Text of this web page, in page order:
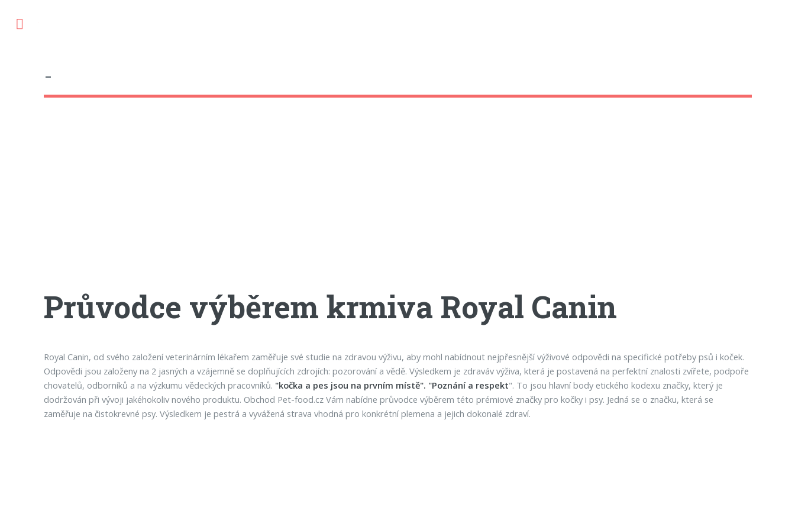
-
Průvodce výběrem krmiva Royal Canin
Royal Canin, od svého založení veterinárním lékařem zaměřuje své studie na zdravou výživu, aby mohl nabídnout nejpřesnější výživové odpovědi na specifické potřeby psů i koček.
Odpovědi jsou založeny na 2 jasných a vzájemně se doplňujících zdrojích: pozorování a vědě. Výsledkem je zdraváv výživa, která je postavená na perfektní znalosti zvířete, podpoře
chovatelů, odborníků a na výzkumu vědeckých pracovníků. "kočka a pes jsou na prvním místě". "Poznání a respekt". To jsou hlavní body etického kodexu značky, který je
dodržován při vývoji jakéhokoliv nového produktu. Obchod Pet-food.cz Vám nabídne průvodce výběrem této prémiové značky pro kočky i psy. Jedná se o značku, která se
zaměřuje na čistokrevné psy. Výsledkem je pestrá a vyvážená strava vhodná pro konkrétní plemena a jejich dokonalé zdraví.